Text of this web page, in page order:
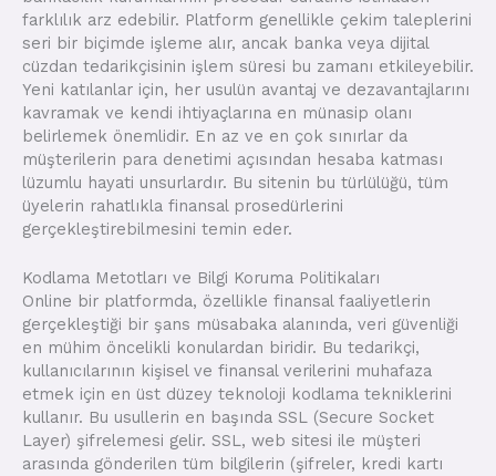
farklılık arz edebilir. Platform genellikle çekim taleplerini
seri bir biçimde işleme alır, ancak banka veya dijital
cüzdan tedarikçisinin işlem süresi bu zamanı etkileyebilir.
Yeni katılanlar için, her usulün avantaj ve dezavantajlarını
kavramak ve kendi ihtiyaçlarına en münasip olanı
belirlemek önemlidir. En az ve en çok sınırlar da
müşterilerin para denetimi açısından hesaba katması
lüzumlu hayati unsurlardır. Bu sitenin bu türlülüğü, tüm
üyelerin rahatlıkla finansal prosedürlerini
gerçekleştirebilmesini temin eder.
Kodlama Metotları ve Bilgi Koruma Politikaları
Online bir platformda, özellikle finansal faaliyetlerin
gerçekleştiği bir şans müsabaka alanında, veri güvenliği
en mühim öncelikli konulardan biridir. Bu tedarikçi,
kullanıcılarının kişisel ve finansal verilerini muhafaza
etmek için en üst düzey teknoloji kodlama tekniklerini
kullanır. Bu usullerin en başında SSL (Secure Socket
Layer) şifrelemesi gelir. SSL, web sitesi ile müşteri
arasında gönderilen tüm bilgilerin (şifreler, kredi kartı